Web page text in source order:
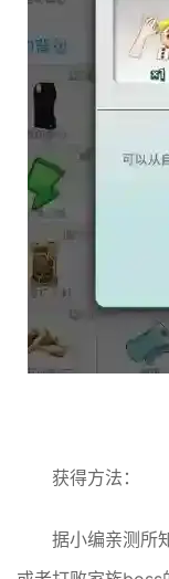
获得方法：
据小编亲测所